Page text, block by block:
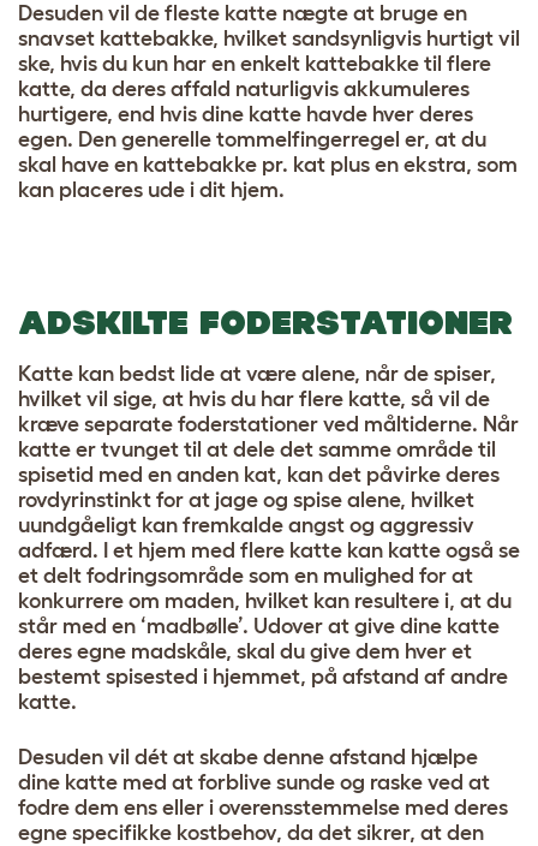
Desuden vil de fleste katte nægte at bruge en
snavset kattebakke, hvilket sandsynligvis hurtigt vil
ske, hvis du kun har en enkelt kattebakke til flere
katte, da deres affald naturligvis akkumuleres
hurtigere, end hvis dine katte havde hver deres
egen. Den generelle tommelfingerregel er, at du
skal have en kattebakke pr. kat plus en ekstra, som
kan placeres ude i dit hjem.
ADSKILTE FODERSTATIONER
Katte kan bedst lide at være alene, når de spiser,
hvilket vil sige, at hvis du har flere katte, så vil de
kræve separate foderstationer ved måltiderne. Når
katte er tvunget til at dele det samme område til
spisetid med en anden kat, kan det påvirke deres
rovdyrinstinkt for at jage og spise alene, hvilket
uundgåeligt kan fremkalde angst og aggressiv
adfærd. I et hjem med flere katte kan katte også se
et delt fodringsområde som en mulighed for at
konkurrere om maden, hvilket kan resultere i, at du
står med en ‘madbølle’. Udover at give dine katte
deres egne madskåle, skal du give dem hver et
bestemt spisested i hjemmet, på afstand af andre
katte.
Desuden vil dét at skabe denne afstand hjælpe
dine katte med at forblive sunde og raske ved at
fodre dem ens eller i overensstemmelse med deres
egne specifikke kostbehov, da det sikrer, at den